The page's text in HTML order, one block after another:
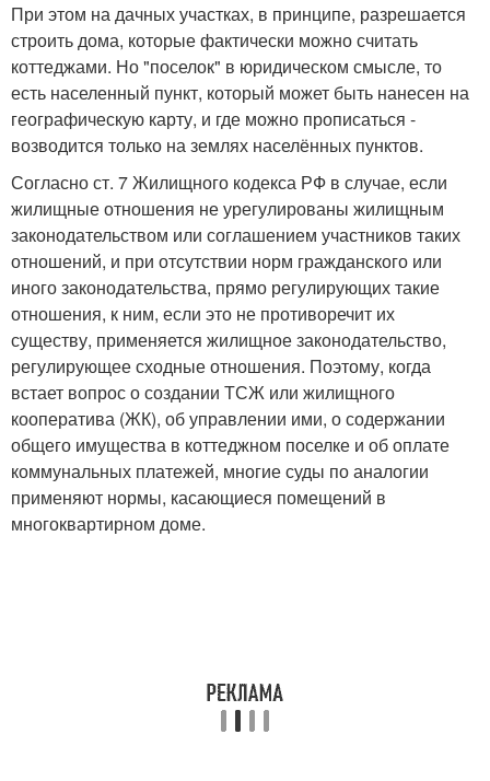
При этом на дачных участках, в принципе, разрешается
строить дома, которые фактически можно считать
коттеджами. Но "поселок" в юридическом смысле, то
есть населенный пункт, который может быть нанесен на
географическую карту, и где можно прописаться -
возводится только на землях населённых пунктов.
Согласно ст. 7 Жилищного кодекса РФ в случае, если
жилищные отношения не урегулированы жилищным
законодательством или соглашением участников таких
отношений, и при отсутствии норм гражданского или
иного законодательства, прямо регулирующих такие
отношения, к ним, если это не противоречит их
существу, применяется жилищное законодательство,
регулирующее сходные отношения. Поэтому, когда
встает вопрос о создании ТСЖ или жилищного
кооператива (ЖК), об управлении ими, о содержании
общего имущества в коттеджном поселке и об оплате
коммунальных платежей, многие суды по аналогии
применяют нормы, касающиеся помещений в
многоквартирном доме.